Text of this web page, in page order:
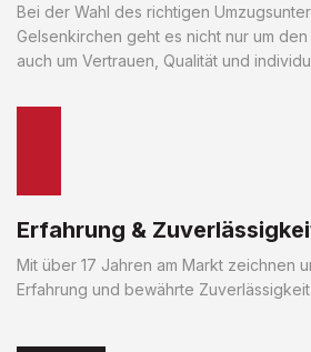
Bei der Wahl des richtigen
Gelsenkirchen geht es nicht nur um
auch um Vertrauen, Qualität und
Erfahrung &
Mit über 17 Jahren am Markt zeichnen
Erfahrung und bewährte